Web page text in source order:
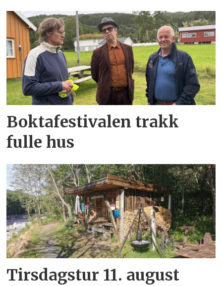
Boktafestivalen trakk
fulle hus
Tirsdagstur 11. august